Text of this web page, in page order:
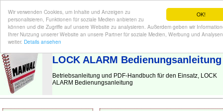
OK!
Wir verwenden Cookies, um Inhalte und Anzeigen zu
personalisieren, Funktionen für soziale Medien anbieten zu
können und die Zugriffe auf unsere Website zu analysieren. Außerdem geben wir
Ihrer Nutzung unserer Website an unsere Partner für soziale Medien, Werbung und Analysen
weiter. Details ansehen
BEDIENUNGSANLEITUNG | Hier finden Sie die deutsche Anleitung!
LOCK ALARM Bedienungsanleitung
Betriebsanleitung und PDF-Handbuch für den Einsatz, LOCK
ALARM Bedienungsanleitung